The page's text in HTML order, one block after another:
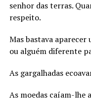
senhor das terras.
respeito.
Mas bastava
ou alguém diferente
As gargalhadas
As moedas caíam-lhe